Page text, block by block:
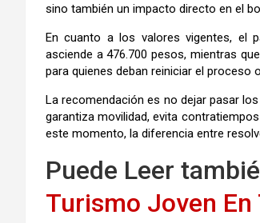
sino también un impacto directo en el
En cuanto a los valores vigentes, el
asciende a 476.700 pesos, mientras
para quienes deban reiniciar el proceso
La recomendación es no dejar pasar
garantiza movilidad, evita
este momento, la diferencia entre
Puede Leer
Turismo Joven En